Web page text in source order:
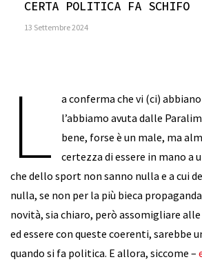
CERTA POLITICA FA SCHIFO
13 Settembre 2024
L
a conferma che vi (ci)
l’abbiamo avuta dalle
bene, forse è un male, ma
certezza di essere in mano a
che dello sport non sanno nulla e a cui
nulla, se non per la più bieca
novità, sia chiaro, però assomigliare
ed essere con queste coerenti, sarebbe
quando si fa politica. E allora, siccome –